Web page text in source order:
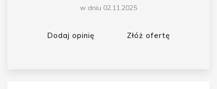
w dniu 02.11.2025
Dodaj opinię Złóż ofertę